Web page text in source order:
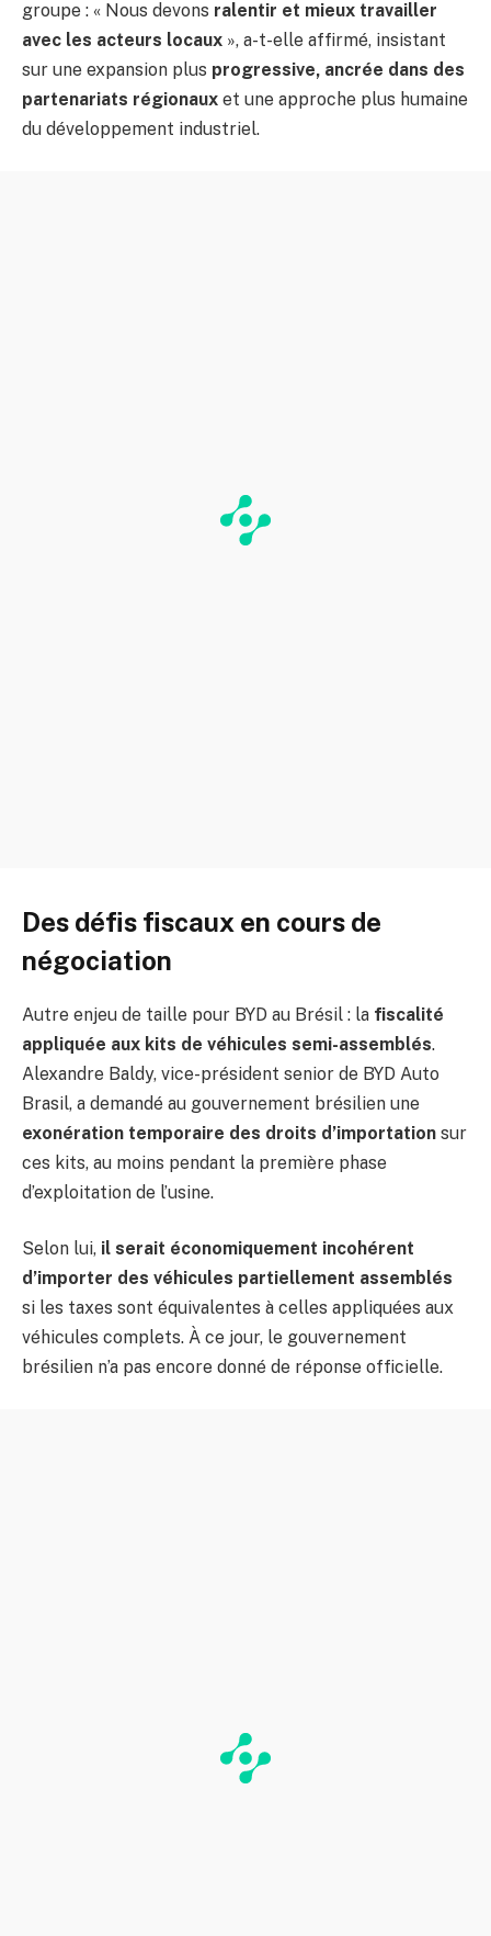
groupe : « Nous devons ralentir et mieux travailler
avec les acteurs locaux », a-t-elle affirmé, insistant
sur une expansion plus progressive, ancrée dans des
partenariats régionaux et une approche plus humaine
du développement industriel.
Des défis fiscaux en cours de
négociation
Autre enjeu de taille pour BYD au Brésil : la fiscalité
appliquée aux kits de véhicules semi-assemblés.
Alexandre Baldy, vice-président senior de BYD Auto
Brasil, a demandé au gouvernement brésilien une
exonération temporaire des droits d’importation sur
ces kits, au moins pendant la première phase
d’exploitation de l’usine.
Selon lui, il serait économiquement incohérent
d’importer des véhicules partiellement assemblés
si les taxes sont équivalentes à celles appliquées aux
véhicules complets. À ce jour, le gouvernement
brésilien n’a pas encore donné de réponse officielle.